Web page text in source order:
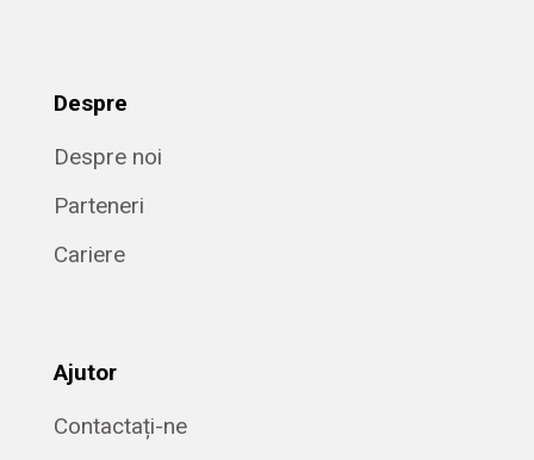
Despre
Despre noi
Parteneri
Cariere
Ajutor
Contactați-ne